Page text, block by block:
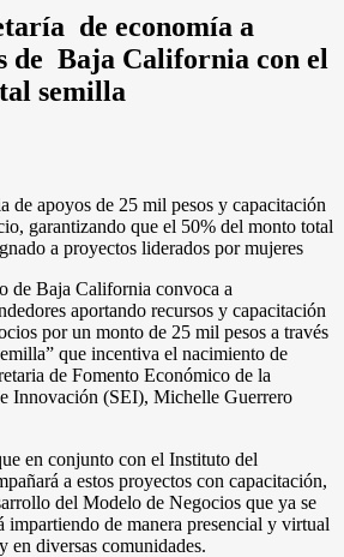
de economía a
de Baja California con el
semilla
de apoyos de 25 mil pesos y capacitación
garantizando que el 50% del monto total
a proyectos liderados por mujeres
Baja California convoca a
aportando recursos y capacitación
por un monto de 25 mil pesos a través
que incentiva el nacimiento de
de Fomento Económico de la
Innovación (SEI), Michelle Guerrero
en conjunto con el Instituto del
a estos proyectos con capacitación,
del Modelo de Negocios que ya se
impartiendo de manera presencial y virtual
en diversas comunidades.